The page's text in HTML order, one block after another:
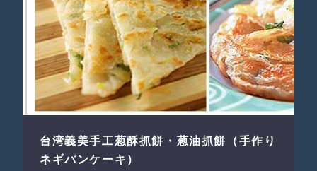
台湾義美手工葱酥抓餅・葱油抓餅（手作り
ネギパンケーキ）